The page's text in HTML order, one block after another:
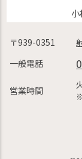
〒939-0351
一般電話
営業時間